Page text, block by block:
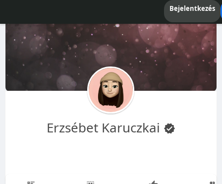
Bejelentkezés
Erzsébet Karuczkai